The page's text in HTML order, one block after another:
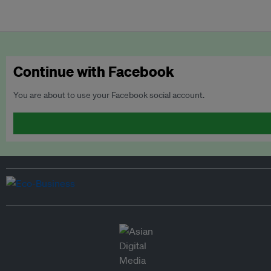
Continue with Facebook
You are about to use your Facebook social account.